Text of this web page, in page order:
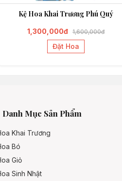
Kệ Hoa Khai Trương Phú Quý
1,300,000đ 1,600,000đ
Đặt Hoa
Danh Mục Sản Phẩm
Khai Trương
Bó
Giỏ
Sinh Nhật